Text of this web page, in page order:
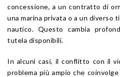
concessione, a un contratto di
una marina privata o a un diverso
nautico. Questo cambia
tutela disponibili.
In alcuni casi, il conflitto con il
problema più ampio che